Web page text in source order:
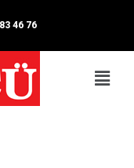
46 76